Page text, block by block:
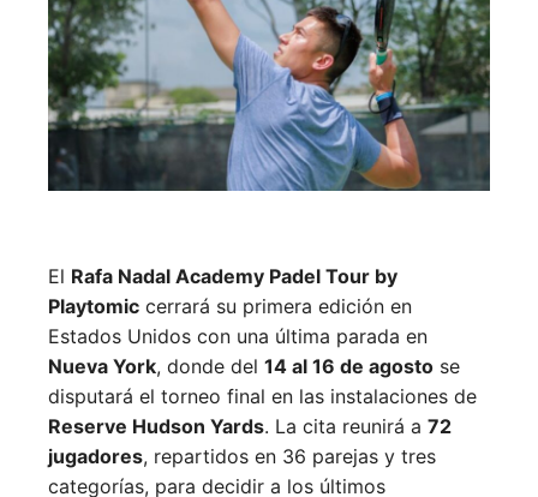
El Rafa Nadal Academy Padel Tour by
Playtomic cerrará su primera edición en
Estados Unidos con una última parada en
Nueva York, donde del 14 al 16 de agosto se
disputará el torneo final en las instalaciones de
Reserve Hudson Yards. La cita reunirá a 72
jugadores, repartidos en 36 parejas y tres
categorías, para decidir a los últimos